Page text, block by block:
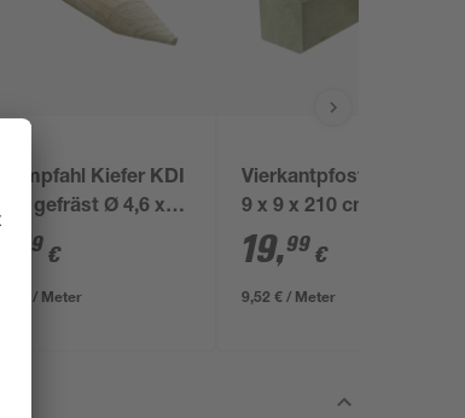
Kiefer KDI
gefräst Ø 4,6 x
cm
49 €
€ / Meter
Vierkantpfosten grün
9 x 9 x 210 cm
19,99 €
9,52 € / Meter